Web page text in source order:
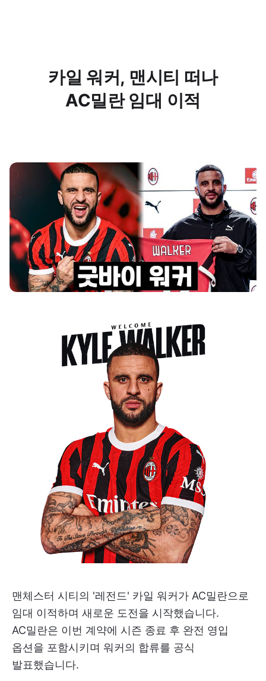
카일 워커, 맨시티 떠나
AC밀란 임대 이적
맨체스터 시티의 '레전드' 카일 워커가 AC밀란으로
임대 이적하며 새로운 도전을 시작했습니다.
AC밀란은 이번 계약에 시즌 종료 후 완전 영입
옵션을 포함시키며 워커의 합류를 공식
발표했습니다.